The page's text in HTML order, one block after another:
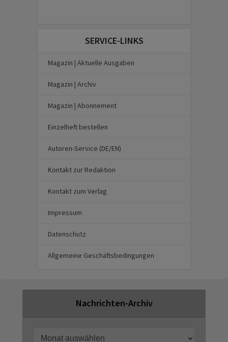
SERVICE-LINKS
Magazin | Aktuelle Ausgaben
Magazin | Archiv
Magazin | Abonnement
Einzelheft bestellen
Autoren-Service (DE/EN)
Kontakt zur Redaktion
Kontakt zum Verlag
Impressum
Datenschutz
Allgemeine Geschäftsbedingungen
Nachrichten-Archiv